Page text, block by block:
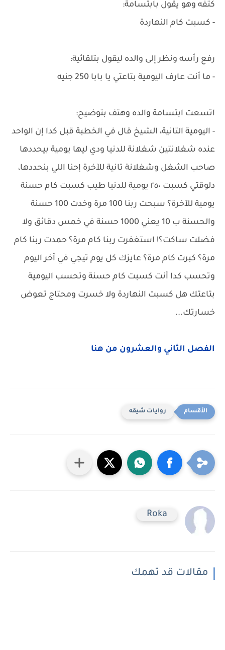
كتفه وهو يقول بابتسامة:
- كسبت كام النهاردة
رفع رأسه ونظر إلى والده ليقول بتلقائية:
- ما أنت عارف اليومية بتاعتي يا بابا 250 جنيه
اتسعت ابتسامة والده وهتف بتوضيح:
- اليومية التانية، الشيخ قال في الخطبة قبل كدا إن الواحد
عنده شغلانتين شغلانة للدنيا ودي ليها يومية بيحددها
صاحب الشغل وشغلانة تانية للآخرة إحنا اللي بنحددها،
دلوقتي كسبت ٢٥٠ يومية للدنيا طيب كسبت كام حسنة
يومية للآخرة؟ سبحت ربنا 100 مرة وخدت 100 حسنة
والحسنة ب 10 يعني 1000 حسنة في خمس دقائق ولا
فضلت ساكت؟! استغفرت ربنا كام مرة؟ حمدت ربنا كام
مرة؟ كبرت كام مرة؟ عايزك كل يوم تيجي في آخر اليوم
وتحسب كدا أنت كسبت كام حسنة وتحسب اليومية
بتاعتك هل كسبت النهاردة ولا خسرت ومحتاج تعوض
خسارتك...
الفصل الثاني والعشرون من هنا
روايات شيقه
Roka
مقالات قد تهمك